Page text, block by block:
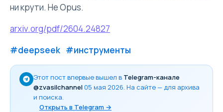
ни крути. Не Opus.
arxiv.org/pdf/2604.24827
#deepseek #инструменты
Этот пост впервые вышел в Telegram-канале
@zvasilchannel 05 мая 2026 . На сайте — для архива
и поиска.
Открыть в Telegram →